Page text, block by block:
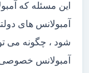
این مسئله که
آمبولانس های
شود ، چگونه می
آمبولانس